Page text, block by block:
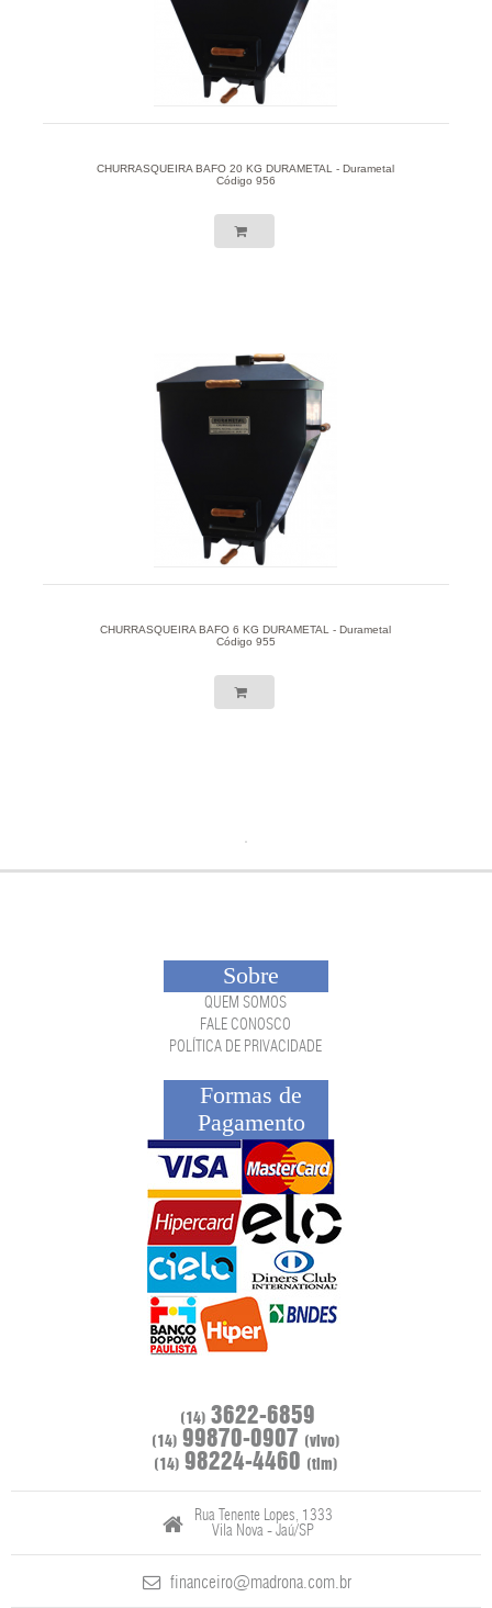
CHURRASQUEIRA BAFO 20 KG DURAMETAL - Durametal
Código 956
CHURRASQUEIRA BAFO 6 KG DURAMETAL - Durametal
Código 955
Sobre
QUEM SOMOS
FALE CONOSCO
POLÍTICA DE PRIVACIDADE
Formas de
Pagamento
(14)3622-6859
(14) 99870-0907 (vivo)
(14) 98224-4460 (tim)
Rua Tenente Lopes, 1333
Vila Nova - Jaú/SP
financeiro@madrona.com.br